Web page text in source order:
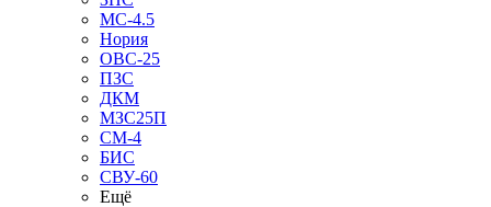
МС-4.5
Нория
ОВС-25
ПЗС
ДКМ
МЗС25П
СМ-4
БИС
СВУ-60
Ещё